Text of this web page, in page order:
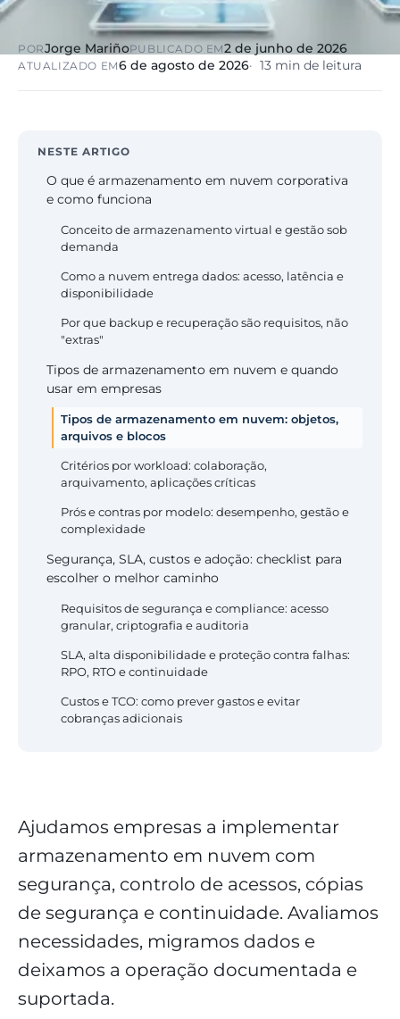
PORJorge MariñoPUBLICADO EM2 de junho de 2026
ATUALIZADO EM6 de agosto de 2026 13 min de leitura
NESTE ARTIGO
O que é armazenamento em nuvem corporativa
e como funciona
Conceito de armazenamento virtual e gestão sob
demanda
Como a nuvem entrega dados: acesso, latência e
disponibilidade
Por que backup e recuperação são requisitos, não
"extras"
Tipos de armazenamento em nuvem e quando
usar em empresas
Tipos de armazenamento em nuvem: objetos,
arquivos e blocos
Critérios por workload: colaboração,
arquivamento, aplicações críticas
Prós e contras por modelo: desempenho, gestão e
complexidade
Segurança, SLA, custos e adoção: checklist para
escolher o melhor caminho
Requisitos de segurança e compliance: acesso
granular, criptografia e auditoria
SLA, alta disponibilidade e proteção contra falhas:
RPO, RTO e continuidade
Custos e TCO: como prever gastos e evitar
cobranças adicionais
Ajudamos empresas a implementar
armazenamento em nuvem com
segurança, controlo de acessos, cópias
de segurança e continuidade. Avaliamos
necessidades, migramos dados e
deixamos a operação documentada e
suportada.